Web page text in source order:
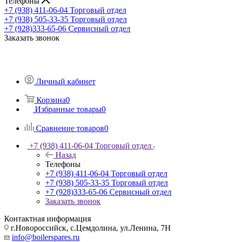
+7 (938) 411-06-04 Торговый отдел
+7 (938) 505-33-35 Торговый отдел
+7 (928)333-65-06 Сервисный отдел
Заказать звонок
Личный кабинет
Корзина0
Избранные товары0
Сравнение товаров0
+7 (938) 411-06-04 Торговый отдел
Назад
Телефоны
+7 (938) 411-06-04 Торговый отдел
+7 (938) 505-33-35 Торговый отдел
+7 (928)333-65-06 Сервисный отдел
Заказать звонок
Контактная информация
г.Новороссийск, с.Цемдолина, ул.Ленина, 7Н
info@boilerspares.ru